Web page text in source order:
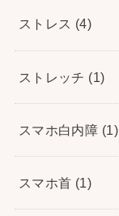
ストレス (4)
ストレッチ (1)
スマホ白内障 (1)
スマホ首 (1)